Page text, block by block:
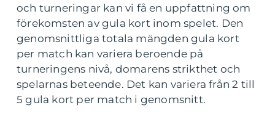
och turneringar kan vi få en uppfattning om
förekomsten av gula kort inom spelet. Den
genomsnittliga totala mängden gula kort
per match kan variera beroende på
turneringens nivå, domarens strikthet och
spelarnas beteende. Det kan variera från 2 till
5 gula kort per match i genomsnitt.